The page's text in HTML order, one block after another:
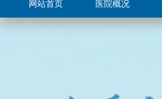
网站首页 医院概况